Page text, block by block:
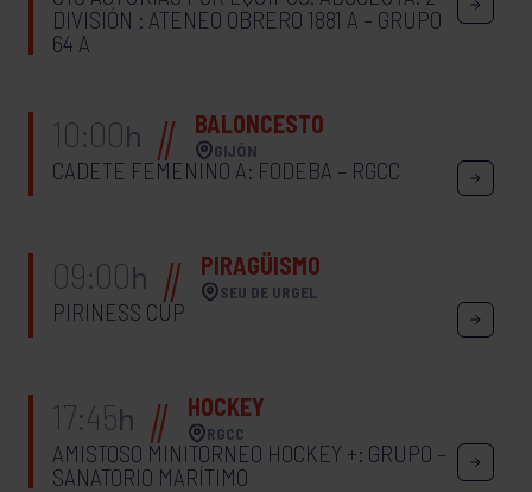
DIVISIÓN : ATENEO OBRERO 1881 A – GRUPO
64 A
10:00h BALONCESTO
GIJÓN
CADETE FEMENINO A: FODEBA – RGCC
09:00h PIRAGÜISMO
SEU DE URGEL
PIRINESS CUP
17:45h HOCKEY
RGCC
AMISTOSO MINITORNEO HOCKEY +: GRUPO –
SANATORIO MARÍTIMO